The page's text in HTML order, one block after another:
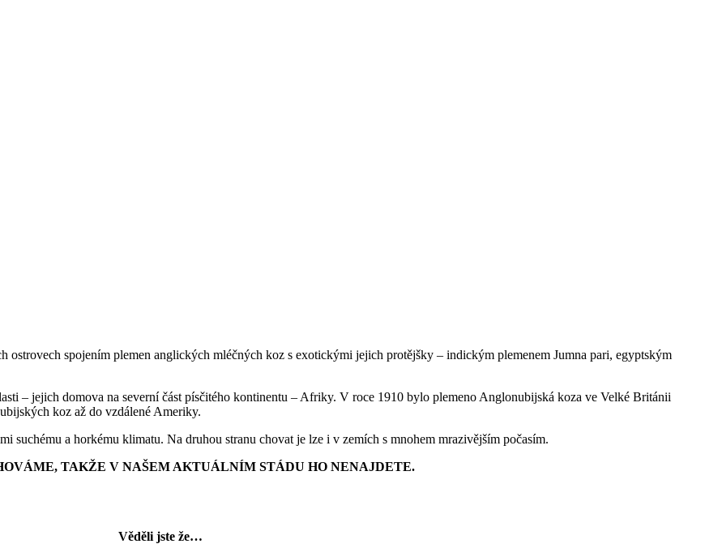
ostrovech spojením plemen anglických mléčných koz s exotickými jejich protějšky – indickým plemenem Jumna pari, egyptským
– jejich domova na severní část písčitého kontinentu – Afriky. V roce 1910 bylo plemeno Anglonubijská koza ve Velké Británii
koz až do vzdálené Ameriky.
suchému a horkému klimatu. Na druhou stranu chovat je lze i v zemích s mnohem mrazivějším počasím.
TAKŽE V NAŠEM AKTUÁLNÍM STÁDU HO NENAJDETE.
Věděli jste že…